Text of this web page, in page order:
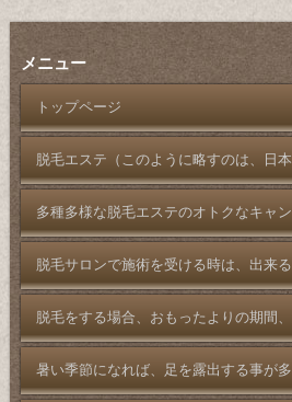
メニュー
トップページ
脱毛エステ（このように略すのは、日
多種多様な脱毛エステのオトクなキャ
脱毛サロンで施術を受ける時は、出来
脱毛をする場合、おもったよりの期間、
暑い季節になれば、足を露出する事が